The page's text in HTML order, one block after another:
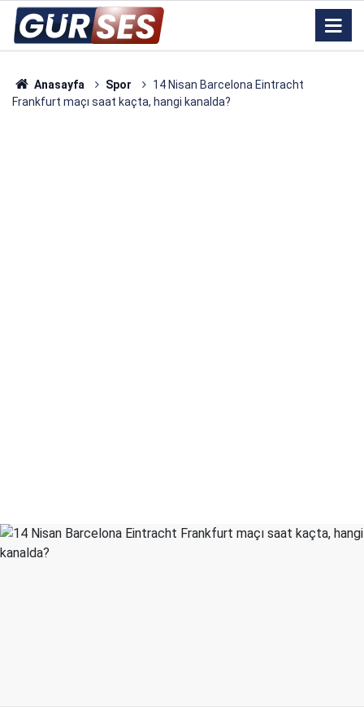
Anasayfa Spor
14 Nisan Barcelona Eintracht
Frankfurt maçı saat kaçta, hangi kanalda?